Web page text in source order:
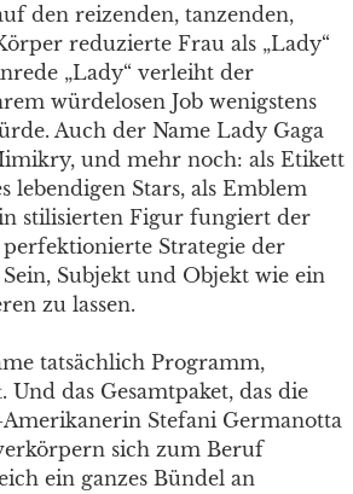
den reizenden, tanzenden,
reduzierte Frau als „Lady“
„Lady“ verleiht der
würdelosen Job wenigstens
Auch der Name Lady Gaga
und mehr noch: als Etikett
lebendigen Stars, als Emblem
stilisierten Figur fungiert der
perfektionierte Strategie der
Subjekt und Objekt wie ein
zu lassen.
tatsächlich Programm,
das Gesamtpaket, das die
Amerikanerin Stefani Germanotta
sich zum Beruf
ein ganzes Bündel an